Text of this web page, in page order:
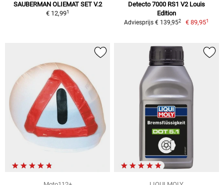
SAUBERMAN OLIEMAT SET V.2
€ 12,991
Detecto 7000 RS1 V2 Louis
Edition
Adviesprijs € 139,952 € 89,951